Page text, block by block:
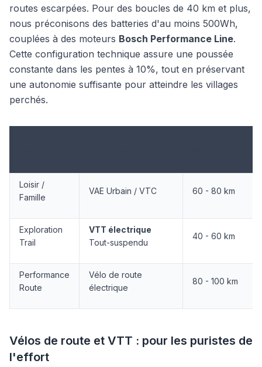
routes escarpées. Pour des boucles de 40 km et plus,
nous préconisons des batteries d'au moins 500Wh,
couplées à des moteurs Bosch Performance Line.
Cette configuration technique assure une poussée
constante dans les pentes à 10%, tout en préservant
une autonomie suffisante pour atteindre les villages
perchés.
Loisir /
Famille
VAE Urbain / VTC 60 - 80 km
Exploration
Trail
VTT électrique
Tout-suspendu
40 - 60 km
Performance
Route
Vélo de route
électrique
80 - 100 km
Vélos de route et VTT : pour les puristes de
l'effort